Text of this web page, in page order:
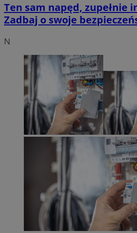
Ten sam napęd, zupełnie
Zadbaj o swoje
N